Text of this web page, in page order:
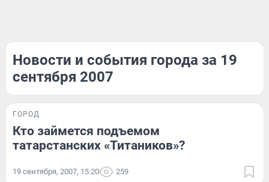
Новости и события города за 19
сентября 2007
ГОРОД
Кто займется подъемом
татарстанских «Титаников»?
19 сентября, 2007, 15:20 259